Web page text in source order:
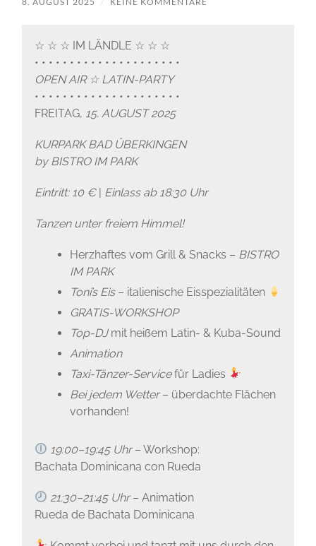
☆ ☆ ☆ IM LÄNDLE ☆ ☆ ☆
• • • • • • • • • • • • • • • • • • • • •
OPEN AIR ☆ LATIN-PARTY
• • • • • • • • • • • • • • • • • • • • •
FREITAG, 15. AUGUST 2025
KURPARK BAD ÜBERKINGEN
by BISTRO IM PARK
Eintritt: 10 €| Einlass ab 18:30 Uhr
Tanzen unter freiem Himmel!
Herzhaftes vom Grill & Snacks – BISTRO
IM PARK
Toni’s Eis– italienische Eisspezialitäten
GRATIS-WORKSHOP
Top-DJmit heißem Latin- & Kuba-Sound
Animation
Taxi-Tänzer-Servicefür Ladies
Bei jedem Wetter– überdachte Flächen
vorhanden!
19:00–19:45 Uhr– Workshop:
Bachata Dominicana con Rueda
21:30–21:45 Uhr– Animation
Rueda de Bachata Dominicana